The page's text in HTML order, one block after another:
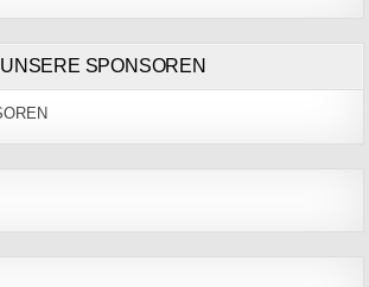
UNSERE SPONSOREN